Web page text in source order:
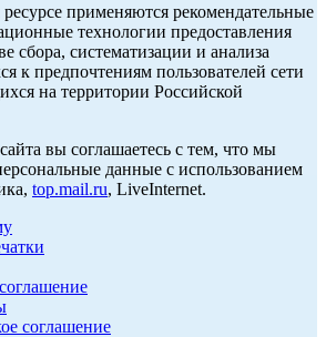
применяются рекомендательные
технологии предоставления
сбора, систематизации и анализа
к предпочтениям пользователей сети
на территории Российской
вы соглашаетесь с тем, что мы
данные с использованием
top.mail.ru, LiveInternet.
соглашение